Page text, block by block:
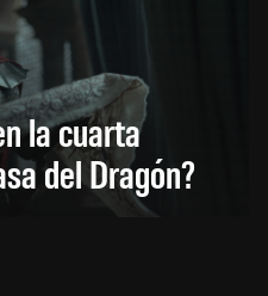
la cuarta
del Dragón?